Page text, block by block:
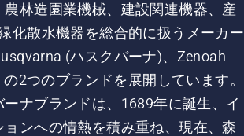
農林造園業機械、建設関連機器、産
化散水機器を総合的に扱うメーカー
(ハスクバーナ)、Zenoah
2つのブランドを展開しています。
ーナブランドは、1689年に誕生、イ
ョンへの情熱を積み重ね、現在、森